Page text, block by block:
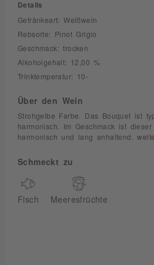
Details
Getränkeart: Weißwein
Rebsorte: Pinot Grigio
Geschmack: trocken
Alkoholgehalt: 12,00 %
Trinktemperatur: 10-
Über den Wein
Strohgelbe Farbe. Das Bouquet ist
harmonisch. Im Geschmack ist dieser
harmonisch und lang anhaltend.
Schmeckt zu
Fisch Meeresfrüchte